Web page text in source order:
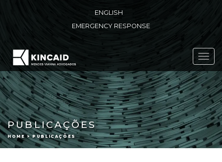
ENGLISH
EMERGENCY RESPONSE
PUBLICAÇÕES
HOME > PUBLICAÇÕES